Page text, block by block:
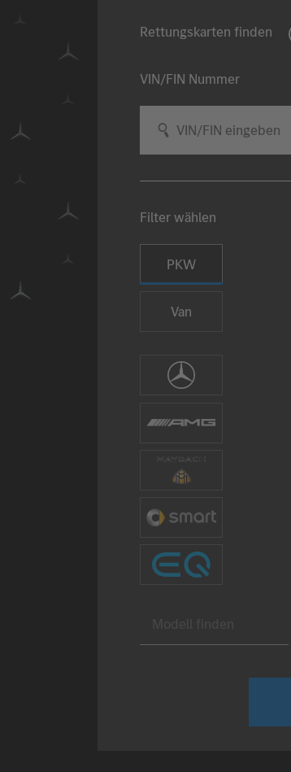
Rettungskarten finden
VIN/FIN Nummer
VIN/FIN eingeben
Filter wählen
Fahrzeugart auswählen
PKW
Van
Marke auswählen
Mercedes-Benz
AMG
Mercedes-Maybach
smart
Mercedes-EQ